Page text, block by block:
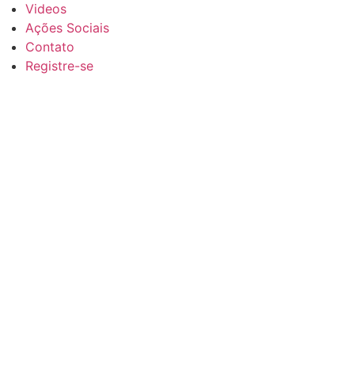
Videos
Ações Sociais
Contato
Registre-se